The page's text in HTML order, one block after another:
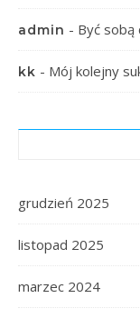
admin - Być sobą
kk - Mój kolejny
grudzień 2025
listopad 2025
marzec 2024